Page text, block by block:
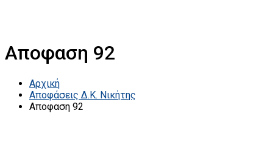
Αποφαση 92
Αρχική
Αποφάσεις Δ.Κ. Νικήτης
Αποφαση 92